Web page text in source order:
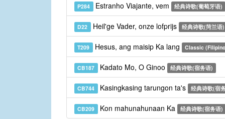
P284 Estranho Viajante, vem 经典诗歌(葡萄牙语)
D22 Heil'ge Vader, onze lofprijs 经典诗歌(菏兰语)
T209 Hesus, ang maisip Ka lang Classic
CB187 Kadato Mo, O Ginoo 经典诗歌(宿务语)
CB744 Kasingkasing tarungon ta's 经典诗歌(宿
CB209 Kon mahunahunaan Ka 经典诗歌(宿务语)